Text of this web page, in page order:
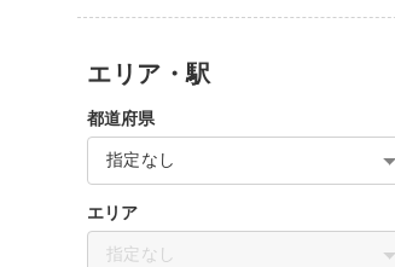
エリア・駅
都道府県
指定なし
エリア
指定なし